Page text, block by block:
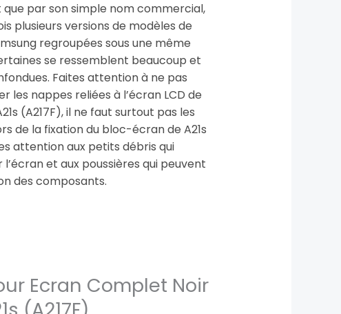
par son simple nom commercial,
plusieurs versions de modèles de
regroupées sous une même
se ressemblent beaucoup et
Faites attention à ne pas
les nappes reliées à l’écran LCD de
(A217F), il ne faut surtout pas les
de la fixation du bloc-écran de A21s
attention aux petits débris qui
et aux poussières qui peuvent
des composants.
Ecran Complet Noir